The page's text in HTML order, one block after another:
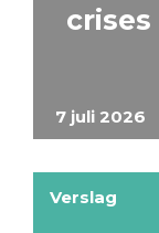
7 juli 2026
crises
Verslag